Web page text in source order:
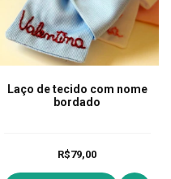
Laço de tecido com nome
bordado
R$79,00